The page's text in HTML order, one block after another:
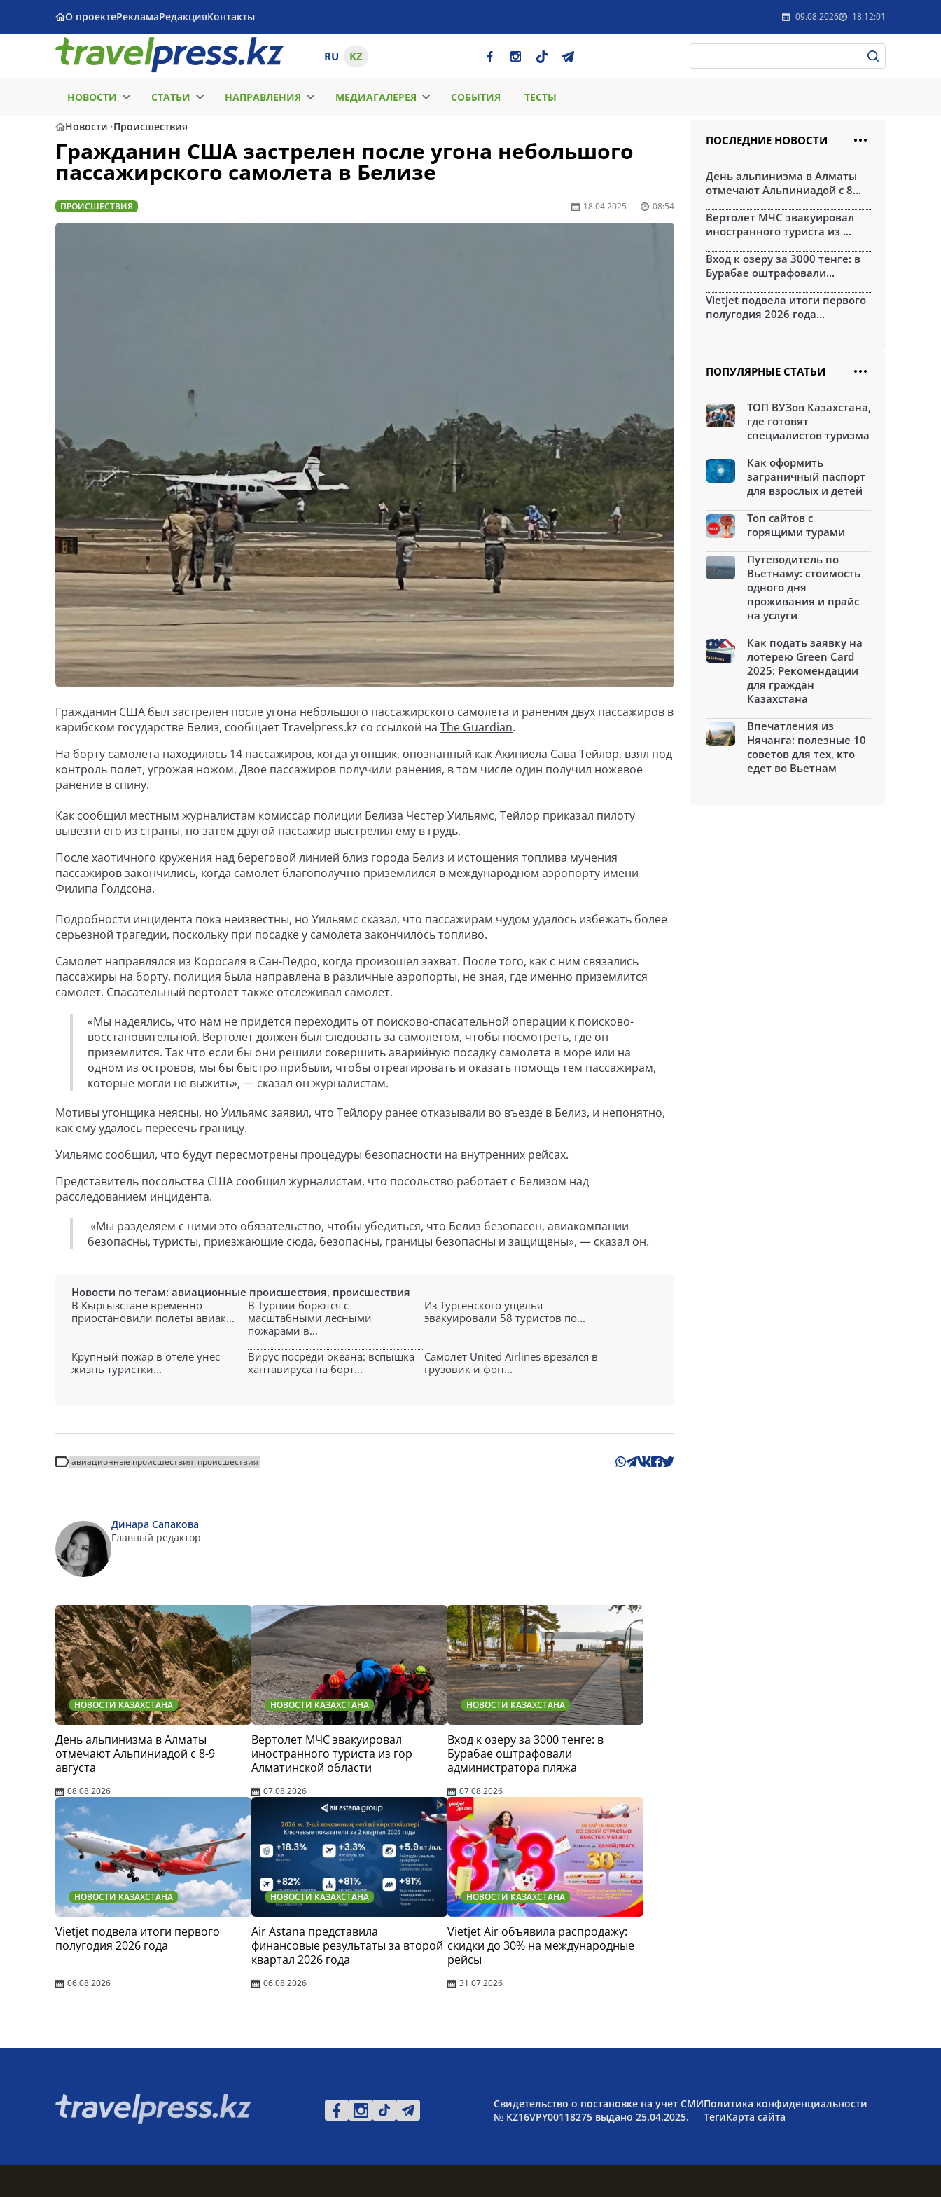
О проектеРекламаРедакцияКонтакты 09.08.2026 18:12:01
RU KZ
НОВОСТИ СТАТЬИ НАПРАВЛЕНИЯ МЕДИАГАЛЕРЕЯ СОБЫТИЯ ТЕСТЫ
Новости Происшествия
Гражданин США застрелен после угона небольшого
пассажирского самолета в Белизе
ПРОИСШЕСТВИЯ 18.04.2025 08:54
Гражданин США был застрелен после угона небольшого пассажирского самолета и ранения двух пассажиров в
карибском государстве Белиз, сообщает Travelpress.kz со ссылкой на The Guardian.
На борту самолета находилось 14 пассажиров, когда угонщик, опознанный как Акиниела Сава Тейлор, взял под
контроль полет, угрожая ножом. Двое пассажиров получили ранения, в том числе один получил ножевое
ранение в спину.
Как сообщил местным журналистам комиссар полиции Белиза Честер Уильямс, Тейлор приказал пилоту
вывезти его из страны, но затем другой пассажир выстрелил ему в грудь.
После хаотичного кружения над береговой линией близ города Белиз и истощения топлива мучения
пассажиров закончились, когда самолет благополучно приземлился в международном аэропорту имени
Филипа Голдсона.
Подробности инцидента пока неизвестны, но Уильямс сказал, что пассажирам чудом удалось избежать более
серьезной трагедии, поскольку при посадке у самолета закончилось топливо.
Самолет направлялся из Коросаля в Сан-Педро, когда произошел захват. После того, как с ним связались
пассажиры на борту, полиция была направлена ​​в различные аэропорты, не зная, где именно приземлится
самолет. Спасательный вертолет также отслеживал самолет.
«Мы надеялись, что нам не придется переходить от поисково-спасательной операции к поисково-
восстановительной. Вертолет должен был следовать за самолетом, чтобы посмотреть, где он
приземлится. Так что если бы они решили совершить аварийную посадку самолета в море или на
одном из островов, мы бы быстро прибыли, чтобы отреагировать и оказать помощь тем пассажирам,
которые могли не выжить», — сказал он журналистам.
Мотивы угонщика неясны, но Уильямс заявил, что Тейлору ранее отказывали во въезде в Белиз, и непонятно,
как ему удалось пересечь границу.
Уильямс сообщил, что будут пересмотрены процедуры безопасности на внутренних рейсах.
Представитель посольства США сообщил журналистам, что посольство работает с Белизом над
расследованием инцидента.
«Мы разделяем с ними это обязательство, чтобы убедиться, что Белиз безопасен, авиакомпании
безопасны, туристы, приезжающие сюда, безопасны, границы безопасны и защищены», — сказал он.
Новости по тегам: авиационные происшествия, происшествия
В Кыргызстане временно
приостановили полеты авиак...
В Турции борются с
масштабными лесными
пожарами в...
Из Тургенского ущелья
эвакуировали 58 туристов по...
Крупный пожар в отеле унес
жизнь туристки...
Вирус посреди океана: вспышка
хантавируса на борт...
Самолет United Airlines врезался в
грузовик и фон...
авиационные происшествия происшествия
Динара Сапакова
Главный редактор
НОВОСТИ КАЗАХСТАНА
День альпинизма в Алматы
отмечают Альпиниадой с 8-9
августа
08.08.2026
НОВОСТИ КАЗАХСТАНА
Вертолет МЧС эвакуировал
иностранного туриста из гор
Алматинской области
07.08.2026
НОВОСТИ КАЗАХСТАНА
Вход к озеру за 3000 тенге: в
Бурабае оштрафовали
администратора пляжа
07.08.2026
НОВОСТИ КАЗАХСТАНА
Vietjet подвела итоги первого
полугодия 2026 года
06.08.2026
НОВОСТИ КАЗАХСТАНА
Air Astana представила
финансовые результаты за второй
квартал 2026 года
06.08.2026
НОВОСТИ КАЗАХСТАНА
Vietjet Air объявила распродажу:
скидки до 30% на международные
рейсы
31.07.2026
ПОСЛЕДНИЕ НОВОСТИ
День альпинизма в Алматы
отмечают Альпиниадой с 8...
Вертолет МЧС эвакуировал
иностранного туриста из ...
Вход к озеру за 3000 тенге: в
Бурабае оштрафовали...
Vietjet подвела итоги первого
полугодия 2026 года...
ПОПУЛЯРНЫЕ СТАТЬИ
ТОП ВУЗов Казахстана,
где готовят
специалистов туризма
Как оформить
заграничный паспорт
для взрослых и детей
Топ сайтов с
горящими турами
Путеводитель по
Вьетнаму: стоимость
одного дня
проживания и прайс
на услуги
Как подать заявку на
лотерею Green Card
2025: Рекомендации
для граждан
Казахстана
Впечатления из
Нячанга: полезные 10
советов для тех, кто
едет во Вьетнам
Свидетельство о постановке на учет СМИ
№ KZ16VPY00118275 выдано 25.04.2025.
Политика конфиденциальности
ТегиКарта сайта